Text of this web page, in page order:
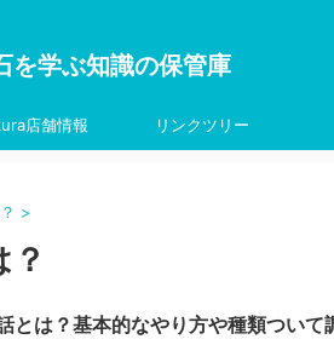
学ぶ知識の保管庫
店舗情報 リンクツリー
>
とは？基本的なやり方や種類ついて